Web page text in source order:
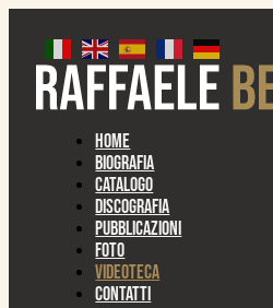
Home
Biografia
Catalogo
Discografia
Pubblicazioni
Foto
Videoteca
Contatti